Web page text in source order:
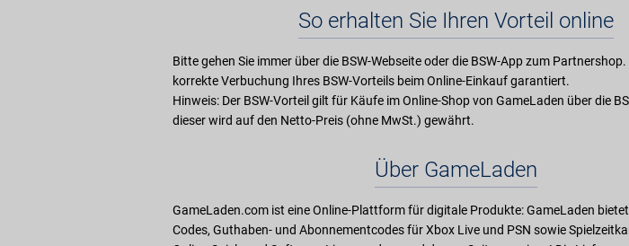
So erhalten Sie Ihren Vorteil online
Bitte gehen Sie immer über die BSW-Webseite oder die BSW-App zum
korrekte Verbuchung Ihres BSW-Vorteils beim Online-Einkauf garantiert.
Hinweis: Der BSW-Vorteil gilt für Käufe im Online-Shop von GameLaden über die
dieser wird auf den Netto-Preis (ohne MwSt.) gewährt.
Über GameLaden
GameLaden.com ist eine Online-Plattform für digitale Produkte: GameLaden
Codes, Guthaben- und Abonnementcodes für Xbox Live und PSN sowie